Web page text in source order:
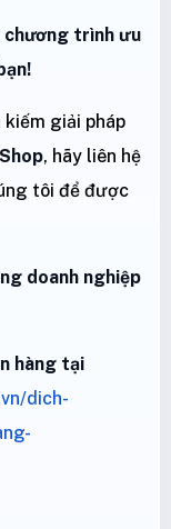
chương trình ưu
kiếm giải pháp
, hãy liên hệ
tôi để được
doanh nghiệp
hàng tại
dich-